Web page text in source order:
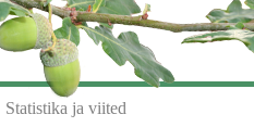
Statistika ja viited